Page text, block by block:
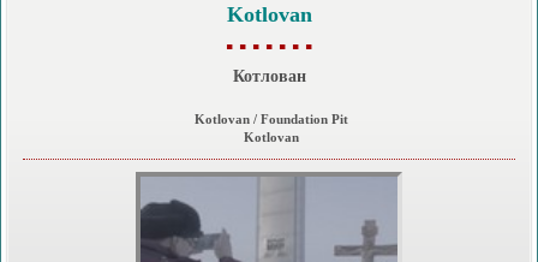
Kotlovan
▪ ▪ ▪ ▪ ▪ ▪ ▪
Котлован
Kotlovan / Foundation Pit
Kotlovan